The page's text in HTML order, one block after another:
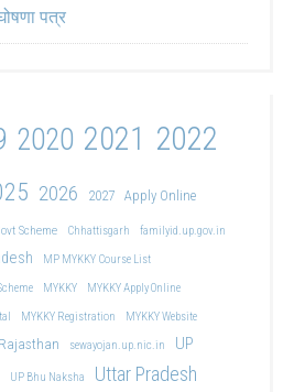
पत्र
2020 2021 2022
2026 2027 Apply Online
Scheme Chhattisgarh familyid.up.gov.in
MP MYKKY Course List
MYKKY
MYKKY Apply Online
MYKKY Registration
MYKKY Website
Rajasthan sewayojan.up.nic.in UP
UP Bhu Naksha Uttar Pradesh